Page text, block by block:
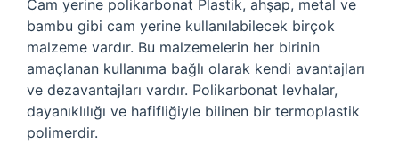
Cam yerine polikarbonat Plastik, ahşap, metal ve
bambu gibi cam yerine kullanılabilecek birçok
malzeme vardır. Bu malzemelerin her birinin
amaçlanan kullanıma bağlı olarak kendi avantajları
ve dezavantajları vardır. Polikarbonat levhalar,
dayanıklılığı ve hafifliğiyle bilinen bir termoplastik
polimerdir.